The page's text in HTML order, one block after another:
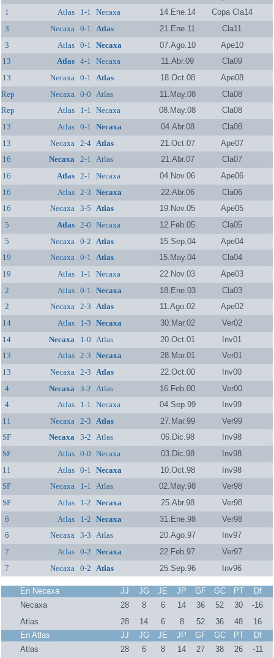
1
Atlas 1-1 Necaxa 14.Ene.14
Copa Cla14
3
Necaxa 0-1 Atlas 21.Ene.11
Cla11
3
Atlas 0-1 Necaxa 07.Ago.10
Ape10
13
Atlas 4-1 Necaxa 11.Abr.09
Cla09
13
Necaxa 0-1 Atlas 18.Oct.08
Ape08
Rep
Necaxa 0-0 Atlas 11.May.08
Cla08
Rep
Atlas 1-1 Necaxa 08.May.08
Cla08
13
Atlas 0-1 Necaxa 04.Abr.08
Cla08
13
Necaxa 2-4 Atlas 21.Oct.07
Ape07
16
Necaxa 2-1 Atlas 21.Abr.07
Cla07
16
Atlas 2-1 Necaxa 04.Nov.06
Ape06
16
Atlas 2-3 Necaxa 22.Abr.06
Cla06
16
Necaxa 3-5 Atlas 19.Nov.05
Ape05
5
Atlas 2-0 Necaxa 12.Feb.05
Cla05
5
Necaxa 0-2 Atlas 15.Sep.04
Ape04
19
Necaxa 0-1 Atlas 15.May.04
Cla04
19
Atlas 1-1 Necaxa 22.Nov.03
Ape03
2
Atlas 0-1 Necaxa 18.Ene.03
Cla03
2
Necaxa 2-3 Atlas 11.Ago.02
Ape02
14
Atlas 1-3 Necaxa 30.Mar.02
Ver02
14
Necaxa 1-0 Atlas 20.Oct.01
Inv01
13
Atlas 2-3 Necaxa 28.Mar.01
Ver01
13
Necaxa 2-3 Atlas 22.Oct.00
Inv00
4
Necaxa 3-2 Atlas 16.Feb.00
Ver00
4
Atlas 1-1 Necaxa 04.Sep.99
Inv99
11
Necaxa 2-3 Atlas 27.Mar.99
Ver99
SF
Necaxa 3-2 Atlas 06.Dic.98
Inv98
SF
Atlas 0-0 Necaxa 03.Dic.98
Inv98
11
Atlas 0-1 Necaxa 10.Oct.98
Inv98
SF
Necaxa 1-1 Atlas 02.May.98
Ver98
SF
Atlas 1-2 Necaxa 25.Abr.98
Ver98
6
Atlas 1-2 Necaxa 31.Ene.98
Ver98
6
Necaxa 3-3 Atlas 20.Ago.97
Inv97
7
Atlas 0-2 Necaxa 22.Feb.97
Ver97
7
Necaxa 0-2 Atlas 25.Sep.96 Inv96
En Necaxa JJ JG JE JP GF GC PT
Df
Necaxa
28 8 6 14 36 52 30
-16
Atlas
28 14 6 8 52 36 48
16
En Atlas
JJ JG JE JP GF GC PT
Df
Atlas
28 6 8 14 27 38 26
-11